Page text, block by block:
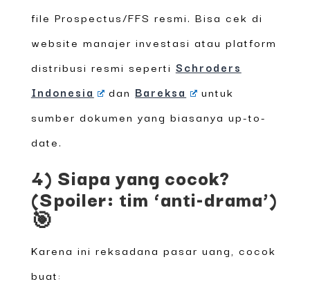
file Prospectus/FFS resmi. Bisa cek di
website manajer investasi atau platform
distribusi resmi seperti Schroders
Indonesia
dan Bareksa
untuk
sumber dokumen yang biasanya up-to-
date.
4) Siapa yang cocok?
(Spoiler: tim ‘anti-drama’)
🎯
Karena ini reksadana pasar uang, cocok
buat: